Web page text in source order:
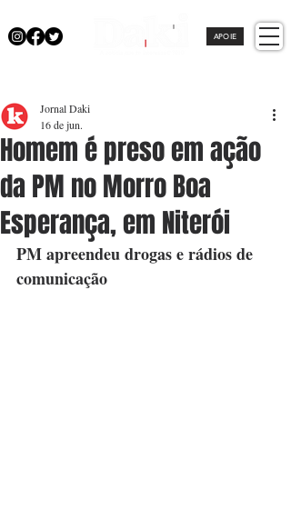
APOIE
Homem é preso em ação
da PM no Morro Boa
Esperança, em Niterói
Jornal Daki
16 de jun.
PM apreendeu drogas e rádios de
comunicação